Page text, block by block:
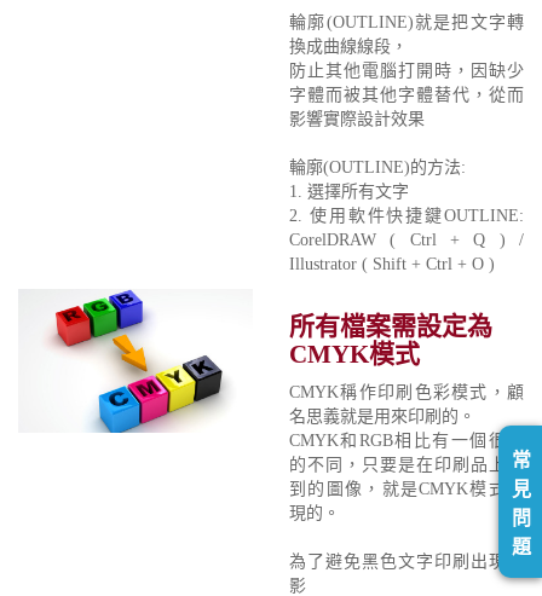
輪廓(OUTLINE)就是把文字轉
換成曲線線段，
防止其他電腦打開時，因缺少
字體而被其他字體替代，從而
影響實際設計效果
輪廓(OUTLINE)的方法:
1. 選擇所有文字
2. 使用軟件快捷鍵OUTLINE:
CorelDRAW ( Ctrl + Q ) /
Illustrator ( Shift + Ctrl + O )
所有檔案需設定為
CMYK模式
CMYK稱作印刷色彩模式，顧
名思義就是用來印刷的。
CMYK和RGB相比有一個很大
的不同，只要是在印刷品上看
到的圖像，就是CMYK模式表
現的。
為了避免黑色文字印刷出現重
影
常
見
問
題